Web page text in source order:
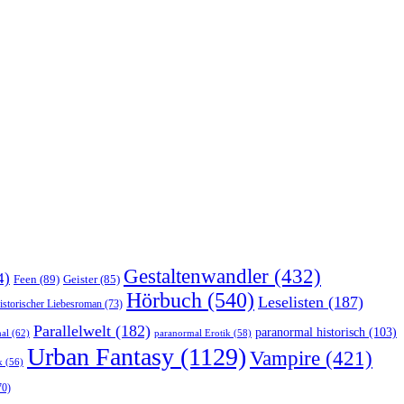
Feen (89) Geister(85) Gestaltenwandler (432)
Liebesroman (73) Hörbuch (540) Leselisten (187)
(62) Parallelwelt (182) paranormal Erotik (58) paranormal historisch (103)
(56) Urban Fantasy (1129) Vampire (421)